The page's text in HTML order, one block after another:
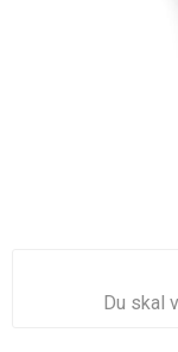
Du skal